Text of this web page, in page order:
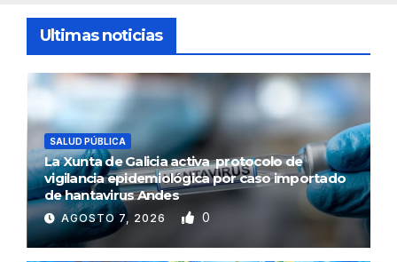
Ultimas noticias
SALUD PÚBLICA
La Xunta de Galicia activa protocolo de
vigilancia epidemiológica por caso importado
de hantavirus Andes
AGOSTO 7, 2026 0